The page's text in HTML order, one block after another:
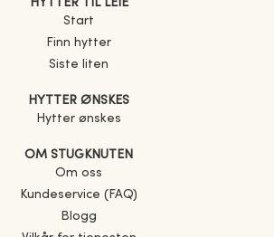
HYTTER TIL LEIE
Start
Finn hytter
Siste liten
HYTTER ØNSKES
Hytter ønskes
OM STUGKNUTEN
Om oss
Kundeservice (FAQ)
Blogg